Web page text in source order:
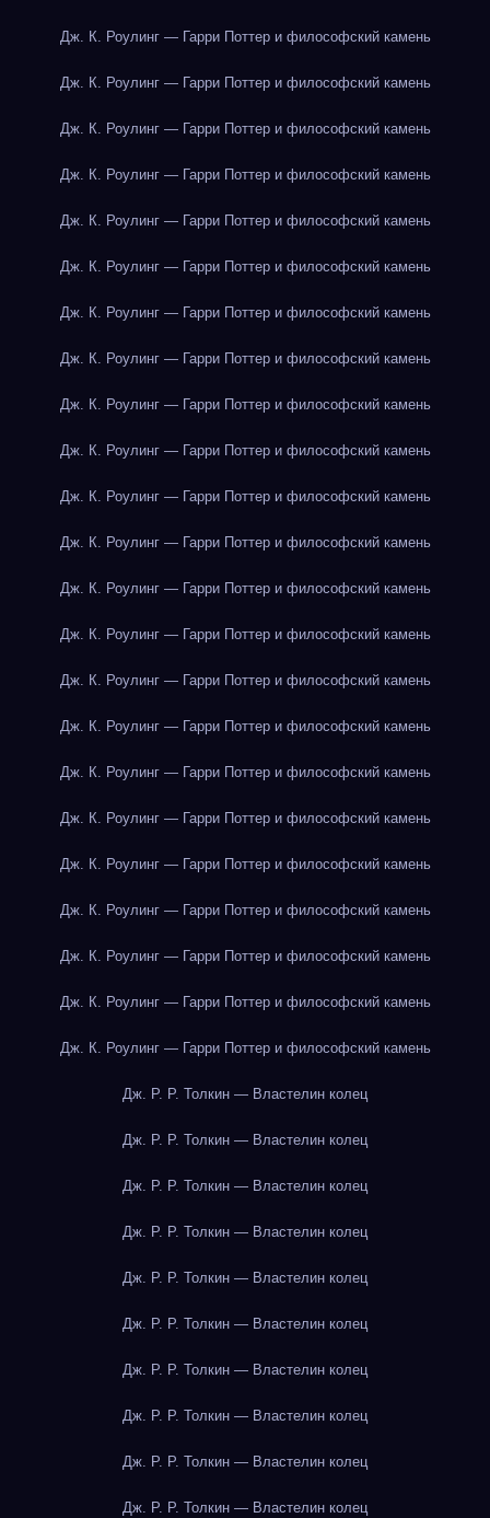
Дж. К. Роулинг — Гарри Поттер и философский камень
Дж. К. Роулинг — Гарри Поттер и философский камень
Дж. К. Роулинг — Гарри Поттер и философский камень
Дж. К. Роулинг — Гарри Поттер и философский камень
Дж. К. Роулинг — Гарри Поттер и философский камень
Дж. К. Роулинг — Гарри Поттер и философский камень
Дж. К. Роулинг — Гарри Поттер и философский камень
Дж. К. Роулинг — Гарри Поттер и философский камень
Дж. К. Роулинг — Гарри Поттер и философский камень
Дж. К. Роулинг — Гарри Поттер и философский камень
Дж. К. Роулинг — Гарри Поттер и философский камень
Дж. К. Роулинг — Гарри Поттер и философский камень
Дж. К. Роулинг — Гарри Поттер и философский камень
Дж. К. Роулинг — Гарри Поттер и философский камень
Дж. К. Роулинг — Гарри Поттер и философский камень
Дж. К. Роулинг — Гарри Поттер и философский камень
Дж. К. Роулинг — Гарри Поттер и философский камень
Дж. К. Роулинг — Гарри Поттер и философский камень
Дж. К. Роулинг — Гарри Поттер и философский камень
Дж. К. Роулинг — Гарри Поттер и философский камень
Дж. К. Роулинг — Гарри Поттер и философский камень
Дж. К. Роулинг — Гарри Поттер и философский камень
Дж. К. Роулинг — Гарри Поттер и философский камень
Дж. Р. Р. Толкин — Властелин колец
Дж. Р. Р. Толкин — Властелин колец
Дж. Р. Р. Толкин — Властелин колец
Дж. Р. Р. Толкин — Властелин колец
Дж. Р. Р. Толкин — Властелин колец
Дж. Р. Р. Толкин — Властелин колец
Дж. Р. Р. Толкин — Властелин колец
Дж. Р. Р. Толкин — Властелин колец
Дж. Р. Р. Толкин — Властелин колец
Дж. Р. Р. Толкин — Властелин колец